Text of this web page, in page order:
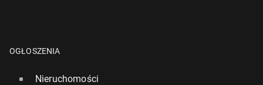
OGŁOSZENIA
Nieruchomości